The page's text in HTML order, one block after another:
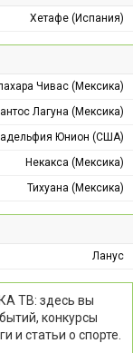
Хетафе (Испания)
Чивас (Мексика)
Лагуна (Мексика)
Юнион (США)
Некакса (Мексика)
Тихуана (Мексика)
Ланус
ТВ: здесь вы
конкурсы
и статьи о спорте.